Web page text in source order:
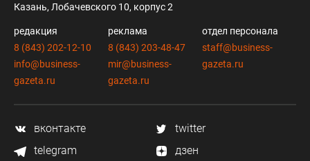
Казань, Лобачевского 10, корпус 2
редакция
8 (843) 202-12-10
info@business-
gazeta.ru
реклама
8 (843) 203-48-47
mir@business-
gazeta.ru
отдел персонала
staff@business-
gazeta.ru
вконтакте
twitter
telegram
дзен